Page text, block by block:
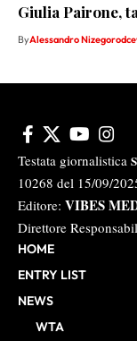
Giulia Pairone,
ByAlessandro
Testata giornalistica
10268 del 15/09/
Editore: VIBES
Direttore
HOME
ENTRY LIST
NEWS
WTA